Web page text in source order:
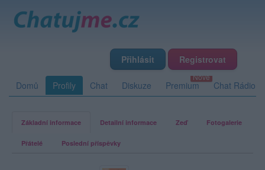
Přihlásit Registrovat
Domů Profily Chat Diskuze Premium Chat Rádio
Základní informace Detailní informace Zeď Fotogalerie
Přátelé Poslední příspěvky